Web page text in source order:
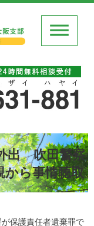
出 吹田警察
から事情聴取
保護責任者遺棄罪で